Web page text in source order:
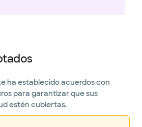
ha establecido acuerdos con
para garantizar que sus
estén cubiertas.